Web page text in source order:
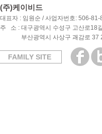
(주)케이비드
대표자 : 임원순 / 사업자번호: 506-
주 소 : 대구광역시 수성구 고산로18
부산광역시 사상구 괘감로 37
FAMILY SITE